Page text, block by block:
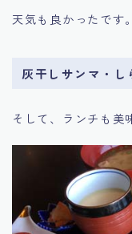
天気も良かったです。
灰干しサンマ・し
そして、ランチも美